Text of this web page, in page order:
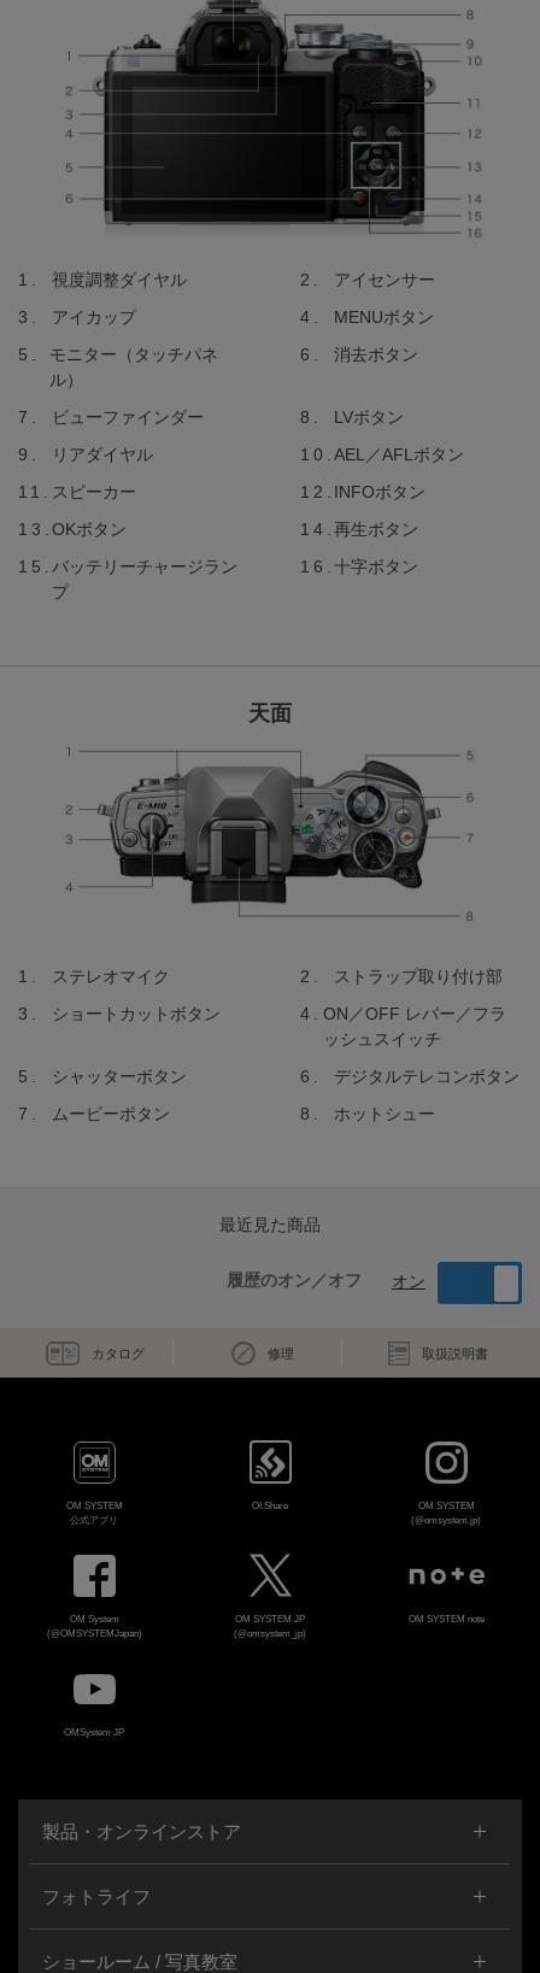
視度調整ダイヤル
アイセンサー
アイカップ
MENUボタン
モニター（タッチパネ
ル）
消去ボタン
ビューファインダー
LVボタン
リアダイヤル
AEL／AFLボタン
スピーカー
INFOボタン
OKボタン
再生ボタン
バッテリーチャージラン
プ
十字ボタン
天面
ステレオマイク
ストラップ取り付け部
ショートカットボタン
ON／OFF レバー／フラ
ッシュスイッチ
シャッターボタン
デジタルテレコンボタン
ムービーボタン
ホットシュー
最近見た商品
履歴のオン／オフ オン
カタログ 修理 取扱説明書
OM SYSTEM
公式アプリ
OI.Share
OM SYSTEM
(@omsystem.jp)
OM System
(@OMSYSTEMJapan)
OM SYSTEM JP
(@omsystem_jp)
OM SYSTEM note
OMSystem JP
製品・オンラインストア
フォトライフ
ショールーム / 写真教室